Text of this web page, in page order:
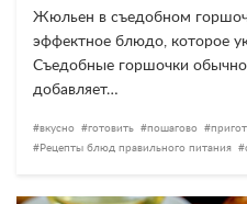
Жюльен в съедобном
эффектное блюдо, которое
Съедобные горшочки обычно
добавляет…
вкусно готовить пошагово
Рецепты блюд правильного питания